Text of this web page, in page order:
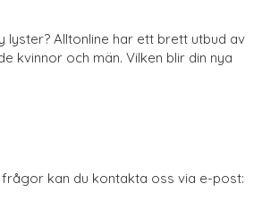
lyster? Alltonline har ett brett utbud av
kvinnor och män. Vilken blir din nya
kan du kontakta oss via e-post: